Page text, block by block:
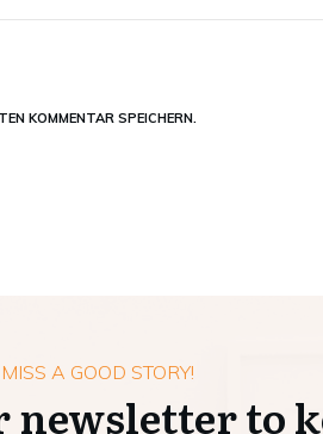
KOMMENTAR SPEICHERN.
A GOOD STORY!
newsletter to